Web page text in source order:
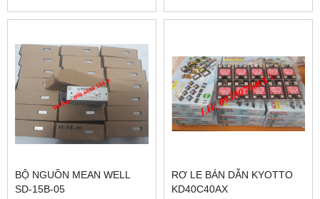
BỘ NGUỒN MEAN WELL
SD-15B-05
RƠ LE BÁN DẪN KYOTTO
KD40C40AX